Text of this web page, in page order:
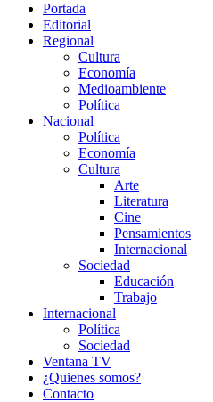
Portada
Editorial
Regional
Cultura
Economía
Medioambiente
Política
Nacional
Política
Economía
Cultura
Arte
Literatura
Cine
Pensamientos
Internacional
Sociedad
Educación
Trabajo
Internacional
Política
Sociedad
Ventana TV
¿Quienes somos?
Contacto